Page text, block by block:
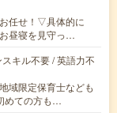
任せ！▽具体的に
昼寝を見守っ…
キル不要 / 英語力不
域限定保育士なども
めての方も…